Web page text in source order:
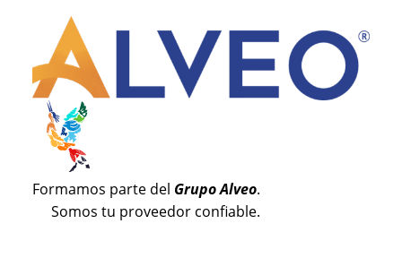
Formamos parte del Grupo Alveo.
Somos tu proveedor confiable.